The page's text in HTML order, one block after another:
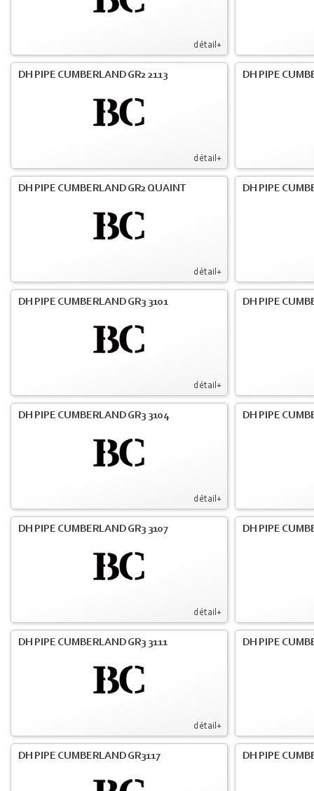
détail+
détail+
DH PIPE CUMBERLAND GR2 2113 DH PIPE
détail+
DH PIPE CUMBERLAND GR2 QUAINT DH PIPE
détail+
DH PIPE CUMBERLAND GR3 3101 DH PIPE
détail+
DH PIPE CUMBERLAND GR3 3104 DH PIPE
détail+
DH PIPE CUMBERLAND GR3 3107 DH PIPE
détail+
DH PIPE CUMBERLAND GR3 3111 DH PIPE
DH PIPE CUMBERLAND GR3117 DH PIPE